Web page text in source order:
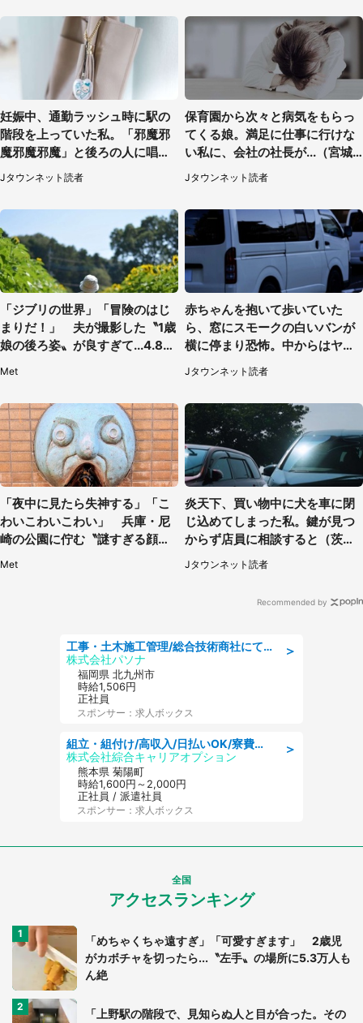
妊娠中、通勤ラッシュ時に駅の
階段を上っていた私。「邪魔邪
魔邪魔邪魔」と後ろの人に唱え
られて（神奈川県・30代女性）
Jタウンネット読者
保育園から次々と病気をもらっ
てくる娘。満足に仕事に行けな
い私に、会社の社長が...（宮城
県・30代女性）
Jタウンネット読者
「ジブリの世界」「冒険のはじ
まりだ！」 夫が撮影した〝1歳
娘の後ろ姿〟が良すぎて...4.8万
Met
赤ちゃんを抱いて歩いていた
ら、窓にスモークの白いバンが
横に停まり恐怖。中からはヤン
チャそうな男性が...（神奈川
県・40代女性）
Jタウンネット読者
「夜中に見たら失神する」「こ
わいこわいこわい」 兵庫・尼
崎の公園に佇む〝謎すぎる顔〟
Met
炎天下、買い物中に犬を車に閉
じ込めてしまった私。鍵が見つ
からず店員に相談すると（茨城
県・50代女性）
Jタウンネット読者
Recommended by
＞
工事・土木施工管理/総合技術商社にて施工管理のお仕事/即日勤務可/車通勤可/工事・土木施工管理/生産・品質管理
株式会社パソナ
福岡県 北九州市
時給1,506円
正社員
スポンサー：求人ボックス
＞
組立・組付け/高収入/日払いOK/寮費無料/交替制/20・30・40代活躍中
株式会社綜合キャリアオプション
熊本県 菊陽町
時給1,600円～2,000円
正社員 / 派遣社員
スポンサー：求人ボックス
全国
アクセスランキング
「めちゃくちゃ遠すぎ」「可愛すぎます」 2歳児
がカボチャを切ったら...〝左手〟の場所に5.3万人も
ん絶
「上野駅の階段で、見知らぬ人と目が合った。その